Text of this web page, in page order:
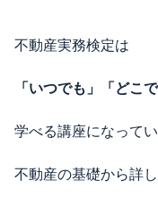
不動産実務検定は
「いつでも」「どこ
学べる講座になってい
不動産の基礎から詳